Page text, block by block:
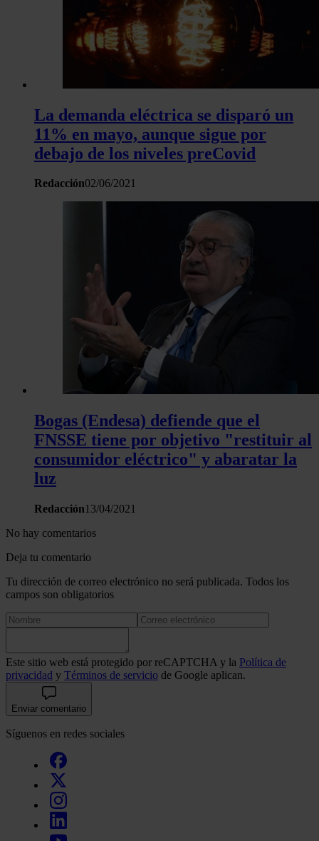
La demanda eléctrica se disparó un
11% en mayo, aunque sigue por
debajo de los niveles preCovid
Redacción02/06/2021
Bogas (Endesa) defiende que el
FNSSE tiene por objetivo "restituir al
consumidor eléctrico" y abaratar la
luz
Redacción13/04/2021
No hay comentarios
Deja tu comentario
Tu dirección de correo electrónico no será publicada. Todos los
campos son obligatorios
Este sitio web está protegido por reCAPTCHA y la Política de
privacidad y Términos de servicio de Google aplican.
Enviar comentario
Síguenos en redes sociales